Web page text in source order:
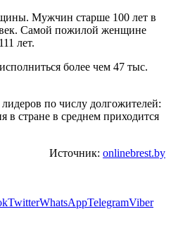
Мужчин старше 100 лет в
Самой пожилой женщине
лет.
более чем 47 тыс.
по числу долгожителей:
в стране в среднем приходится
Источник: onlinebrest.by
TwitterWhatsAppTelegramViber